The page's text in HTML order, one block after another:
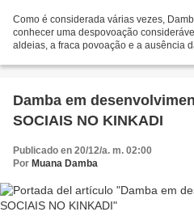
Como é considerada várias vezes,
conhecer uma despovoação
aldeias, a fraca povoação e a ausência
Damba em
SOCIAIS NO KINKADI
Publicado en 20/12/a. m. 02:00
Por Muana Damba